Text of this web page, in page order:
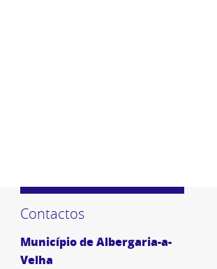
Contactos
Município de Albergaria-a-
Velha